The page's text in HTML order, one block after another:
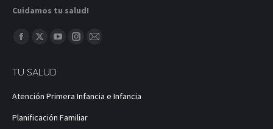
Cuidamos tu salud!
Encuéntranos en:
Facebook
se
abre
una
X
se
abre
una
YouTube
una
Instagram
abre
una
Correo
abre
TU SALUD
Atención Primera Infancia e Infancia
Planificación Familiar